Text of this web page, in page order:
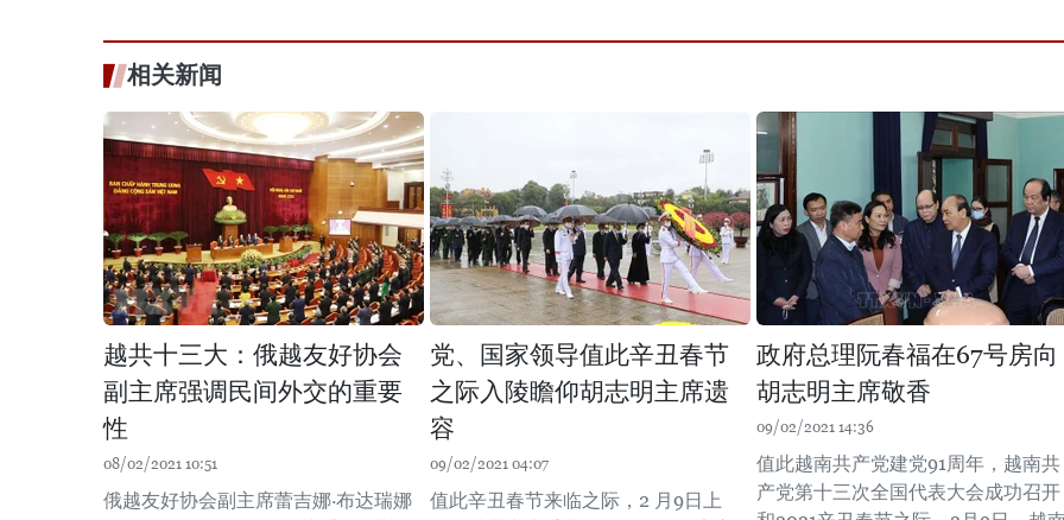
相关新闻
越共十三大：俄越友好协会
副主席强调民间外交的重要
性
08/02/2021 10:51
俄越友好协会副主席蕾吉娜·布达瑞娜
党、国家领导值此辛丑春节
之际入陵瞻仰胡志明主席遗
容
09/02/2021 04:07
值此辛丑春节来临之际，2 月9日上
政府总理阮春福在67号房向
胡志明主席敬香
09/02/2021 14:36
值此越南共产党建党91周年，越南共
产党第十三次全国代表大会成功召开